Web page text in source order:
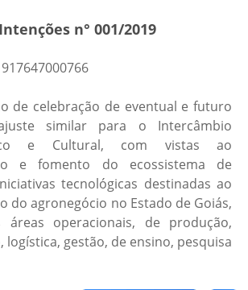
n° 001/2019
de celebração de eventual e futuro
similar para o Intercâmbio
e Cultural, com vistas ao
e fomento do ecossistema de
tecnológicas destinadas ao
do agronegócio no Estado de Goiás,
áreas operacionais, de produção,
logística, gestão, de ensino, pesquisa